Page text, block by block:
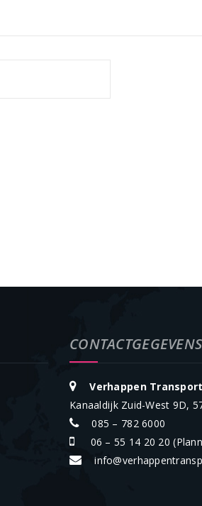
CONTACTGEGEVENS
Verhappen Transport
Kanaaldijk Zuid-West 9D,
085 – 782 6000
06 – 55 14 20 20